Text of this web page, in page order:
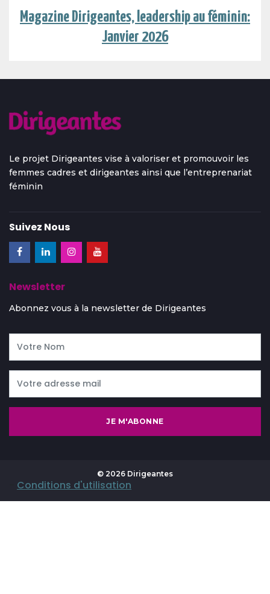
Magazine Dirigeantes, leadership au féminin:
Janvier 2026
Le projet Dirigeantes vise à valoriser et promouvoir les
femmes cadres et dirigeantes ainsi que l’entreprenariat
féminin
Suivez Nous
Newsletter
Abonnez vous à la newsletter de Dirigeantes
JE M'ABONNE
© 2026 Dirigeantes
Conditions d'utilisation